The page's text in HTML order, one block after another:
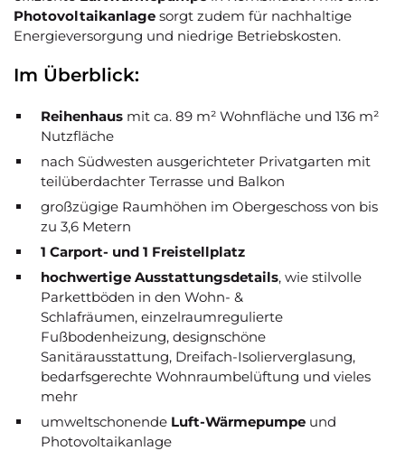
Photovoltaikanlage sorgt zudem für nachhaltige
Energieversorgung und niedrige Betriebskosten.
Im Überblick:
Reihenhaus mit ca. 89 m² Wohnfläche und 136 m²
Nutzfläche
nach Südwesten ausgerichteter Privatgarten mit
teilüberdachter Terrasse und Balkon
großzügige Raumhöhen im Obergeschoss von bis
zu 3,6 Metern
1 Carport- und 1 Freistellplatz
hochwertige Ausstattungsdetails, wie stilvolle
Parkettböden in den Wohn- &
Schlafräumen, einzelraumregulierte
Fußbodenheizung, designschöne
Sanitärausstattung, Dreifach-Isolierverglasung,
bedarfsgerechte Wohnraumbelüftung und vieles
mehr
umweltschonende Luft-Wärmepumpe und
Photovoltaikanlage